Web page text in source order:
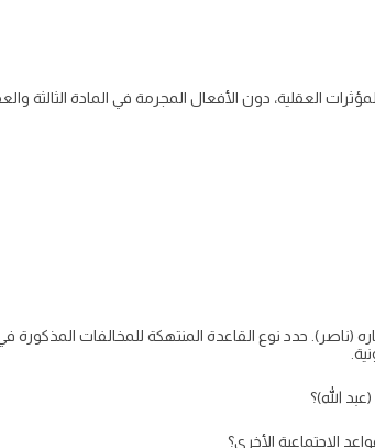
العقلية، دون الأفعال المجرمة في المادة الثالثة
(ناصر). حدد نوع القاعدة المنتهكة للمخالفات
الله)؟
الاجتماعية الأخرى؟